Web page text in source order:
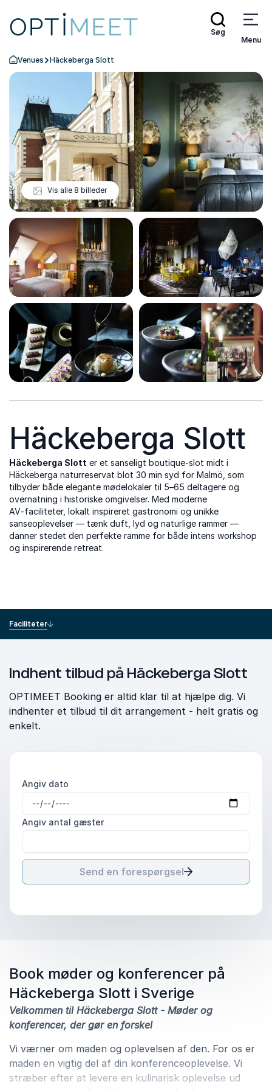
Søg
Menu
Tilbage til forsiden
Venues Häckeberga Slott
Vis alle 8 billeder
Häckeberga Slott
Häckeberga Slott er et sanseligt boutique-slot midt i
Häckeberga naturreservat blot 30 min syd for Malmö, som
tilbyder både elegante mødelokaler til 5–65 deltagere og
overnatning i historiske omgivelser. Med moderne
AV‑faciliteter, lokalt inspireret gastronomi og unikke
sanseoplevelser — tænk duft, lyd og naturlige rammer —
danner stedet den perfekte ramme for både intens workshop
og inspirerende retreat.
Faciliteter
Indhent tilbud på Häckeberga Slott
OPTIMEET Booking er altid klar til at hjælpe dig. Vi
indhenter et tilbud til dit arrangement - helt gratis og
enkelt.
Angiv dato
Angiv antal gæster
Send en forespørgsel
Book møder og konferencer på
Häckeberga Slott i Sverige
Velkommen til Häckeberga Slott - Møder og
konferencer, der gør en forskel
Vi værner om maden og oplevelsen af den. For os er
maden en vigtig del af din konferenceoplevelse. Vi
stræber efter at levere en kulinarisk oplevelse ud